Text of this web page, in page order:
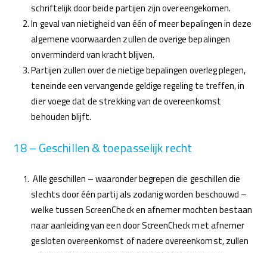
schriftelijk door beide partijen zijn overeengekomen.
In geval van nietigheid van één of meer bepalingen in deze
algemene voorwaarden zullen de overige bepalingen
onverminderd van kracht blijven.
Partijen zullen over de nietige bepalingen overleg plegen,
teneinde een vervangende geldige regeling te treffen, in
dier voege dat de strekking van de overeenkomst
behouden blijft.
18 – Geschillen & toepasselijk recht
Alle geschillen – waaronder begrepen die geschillen die
slechts door één partij als zodanig worden beschouwd –
welke tussen ScreenCheck en afnemer mochten bestaan
naar aanleiding van een door ScreenCheck met afnemer
gesloten overeenkomst of nadere overeenkomst, zullen